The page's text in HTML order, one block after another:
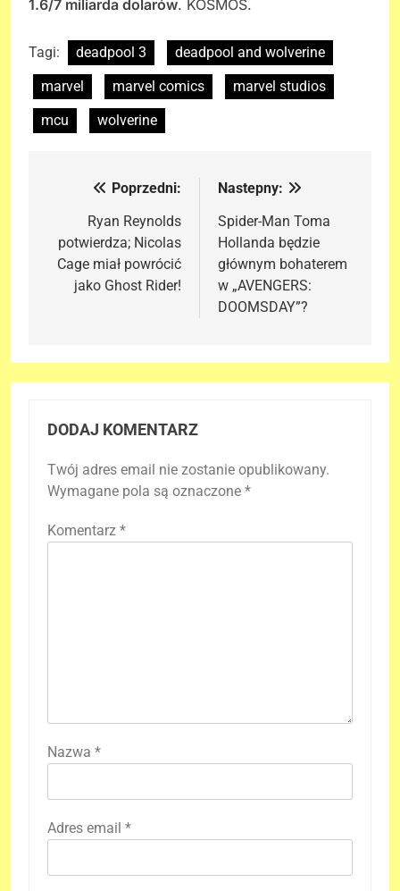
1.6/7 miliarda dolarów. KOSMOS.
Tagi: deadpool 3
deadpool and wolverine
marvel
marvel comics
marvel studios
mcu
wolverine
Nawigacja
wpisu
Poprzedni:
Ryan Reynolds
potwierdza; Nicolas
Cage miał powrócić
jako Ghost Rider!
Nastepny:
Spider-Man Toma
Hollanda będzie
głównym bohaterem
w „AVENGERS:
DOOMSDAY”?
DODAJ KOMENTARZ
Twój adres email nie zostanie opublikowany.
Wymagane pola są oznaczone *
Komentarz *
Nazwa *
Adres email *